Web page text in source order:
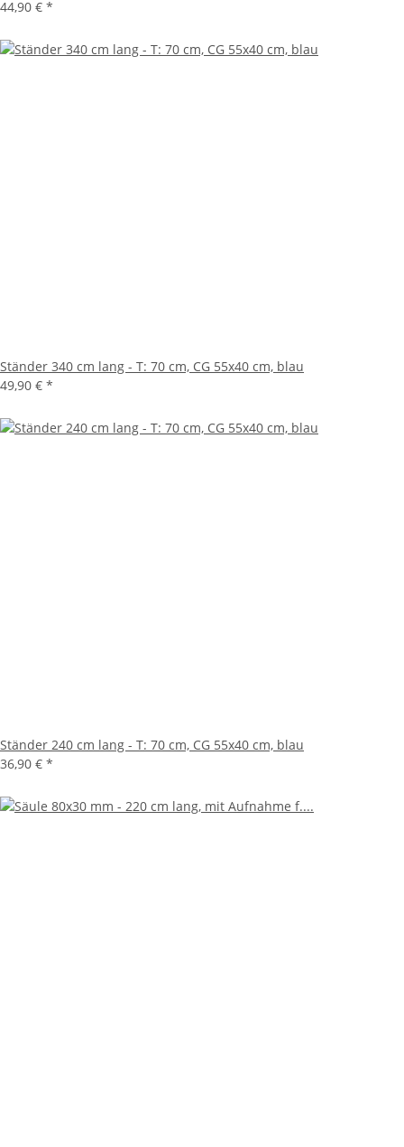
44,90 € *
Ständer 340 cm lang - T: 70 cm, CG 55x40 cm, blau
49,90 € *
Ständer 240 cm lang - T: 70 cm, CG 55x40 cm, blau
36,90 € *